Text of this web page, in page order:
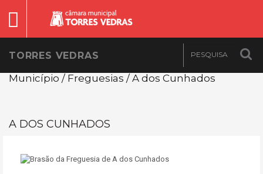
TORRES VEDRAS
Município / Freguesias / A dos Cunhados
A DOS CUNHADOS